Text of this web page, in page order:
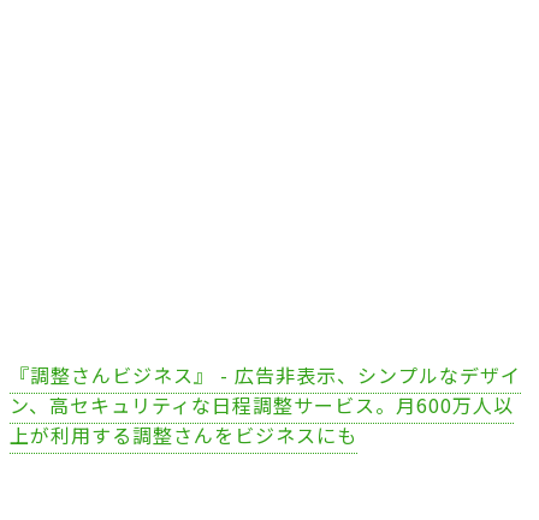
『調整さんビジネス』 - 広告非表示、シンプルなデザイ
ン、高セキュリティな日程調整サービス。月600万人以
上が利用する調整さんをビジネスにも